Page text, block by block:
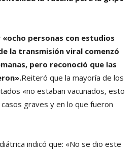
«ocho personas con estudios
la transmisión viral comenzó
pero reconoció que las
Reiteró que la mayoría de los
«no estaban vacunados, esto
graves y en lo que fueron
indicó que: «No se dio este